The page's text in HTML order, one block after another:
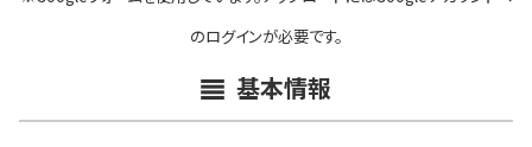
のログインが必要です。
基本情報